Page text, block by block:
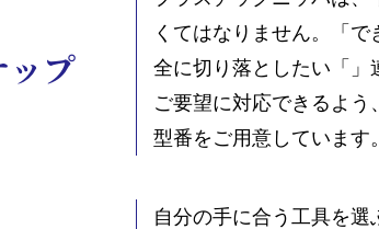
プ
くてはなりません。「
全に切り落としたい「」
ご要望に対応できるよ
型番をご用意しています。
自分の手に合う工具を